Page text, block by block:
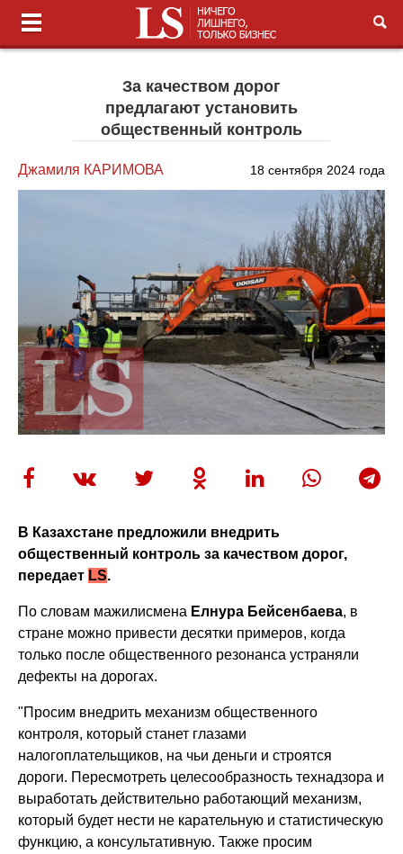
За качеством дорог
предлагают установить
общественный контроль
Джамиля КАРИМОВА 18 сентября 2024 года
В Казахстане предложили внедрить
общественный контроль за качеством дорог,
передает LS.
По словам мажилисмена Елнура Бейсенбаева, в
стране можно привести десятки примеров, когда
только после общественного резонанса устраняли
дефекты на дорогах.
"Просим внедрить механизм общественного
контроля, который станет глазами
налогоплательщиков, на чьи деньги и строятся
дороги. Пересмотреть целесообразность технадзора и
выработать действительно работающий механизм,
который будет нести не карательную и статистическую
функцию, а консультативную. Также просим